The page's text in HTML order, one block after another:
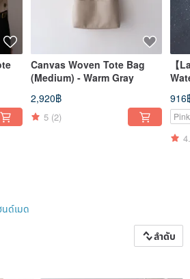
Canvas Woven Tote Bag
(Medium) - Warm Gray
2,920฿
5 (2)
【
916
นด์เมด
ลำดับ